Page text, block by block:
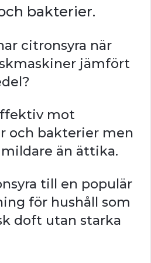
bakterier.
citronsyra när
jämfört
mot
och bakterier men
än ättika.
till en populär
för hushåll som
doft utan starka